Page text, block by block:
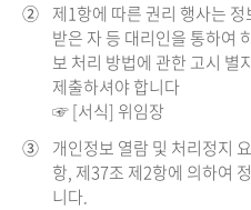
② 제1항에 따른 권리 행사는
받은 자 등 대리인을 통하여
보 처리 방법에 관한 고시 별
제출하셔야 합니다
☞ [서식] 위임장
③ 개인정보 열람 및 처리정지
항, 제37조 제2항에 의하여
니다.